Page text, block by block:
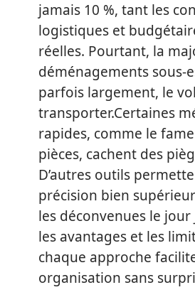
jamais 10 %, tant les
logistiques et
réelles. Pourtant, la
déménagements sous-
parfois largement, le
transporter.Certaines
rapides, comme le
pièces, cachent des
D’autres outils
précision bien
les déconvenues le jour
les avantages et les
chaque approche
organisation sans